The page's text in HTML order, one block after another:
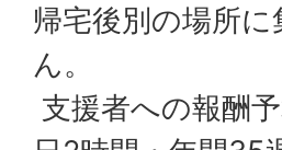
帰宅後別の場所
ん。
支援者への報酬